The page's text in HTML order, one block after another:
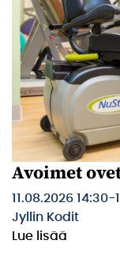
Avoimet
11.08.2026 14:30-
Jyllin Kodit
Lue lisää